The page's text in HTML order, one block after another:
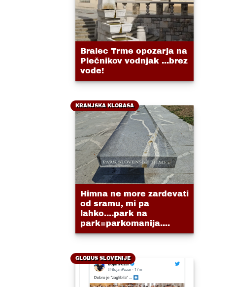
Bralec Trme opozarja na
Plečnikov vodnjak ...brez
vode!
KRANJSKA KLOBASA
Himna ne more zardevati
od sramu, mi pa
lahko....park na
park=parkomanija....
GLOBUS SLOVENIJE